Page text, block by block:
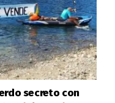
secreto con